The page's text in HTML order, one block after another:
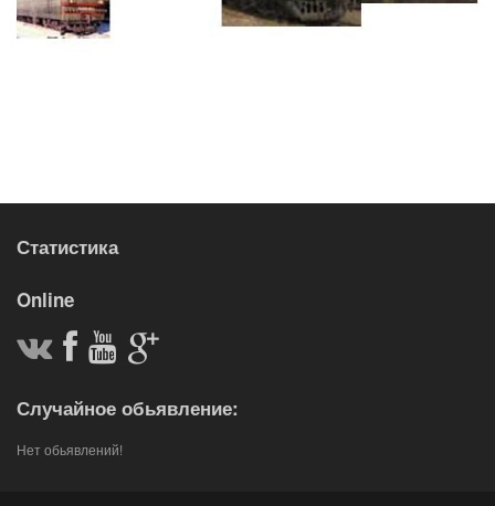
Статистика
Online
Случайное обьявление:
Нет обьявлений!